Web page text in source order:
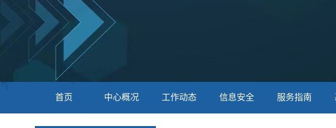
首页 中心概况 工作动态 信息安全 服务指南